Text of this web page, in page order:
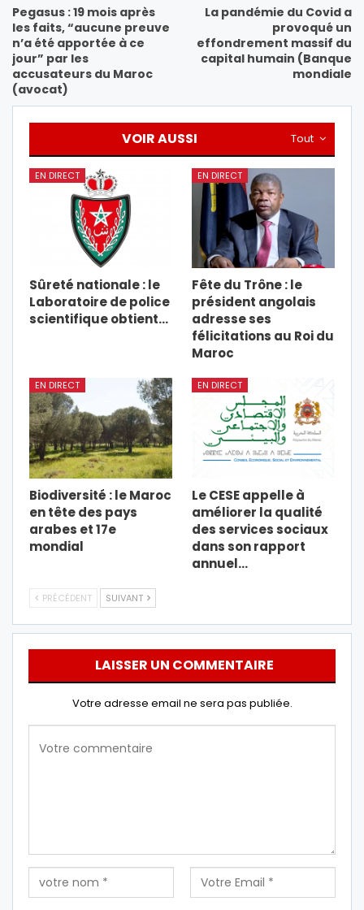
Pegasus : 19 mois après
les faits, “aucune preuve
n’a été apportée à ce
jour” par les
accusateurs du Maroc
(avocat)
La pandémie du Covid a
provoqué un
effondrement massif du
capital humain (Banque
mondiale
Tout
VOIR AUSSI
EN DIRECT
Sûreté nationale : le
Laboratoire de police
scientifique obtient…
EN DIRECT
Fête du Trône : le
président angolais
adresse ses
félicitations au Roi du
Maroc
EN DIRECT
Biodiversité : le Maroc
en tête des pays
arabes et 17e
mondial
EN DIRECT
Le CESE appelle à
améliorer la qualité
des services sociaux
dans son rapport
annuel…
PRÉCÉDENT SUIVANT
LAISSER UN COMMENTAIRE
Votre adresse email ne sera pas publiée.